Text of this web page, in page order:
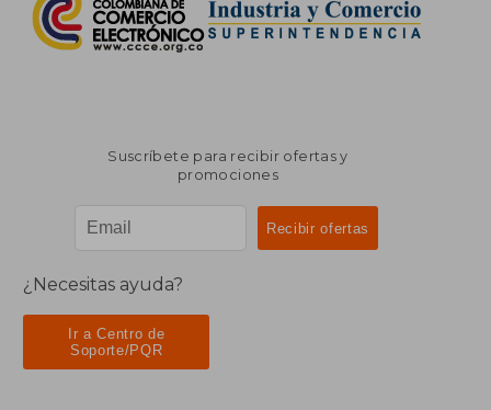
Suscríbete para recibir ofertas y
promociones
¿Necesitas ayuda?
Ir a Centro de
Soporte/PQR